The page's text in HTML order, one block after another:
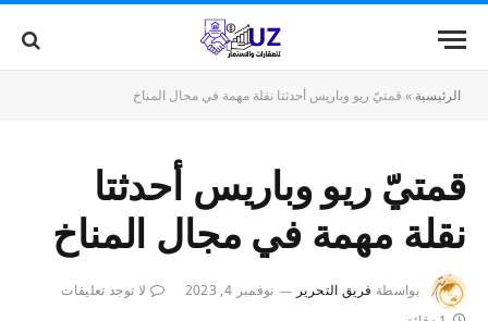
الرئيسية » قمتيّ ريو وباريس أحدثتا نقلة مهمة في مجال المناخ
قمتيّ ريو وباريس أحدثتا
نقلة مهمة في مجال المناخ
بواسطة فريق التحرير نوفمبر 4, 2023
لا توجد تعليقات